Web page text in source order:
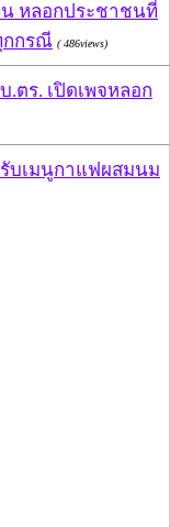
น หลอกประชาชนที่
กกรณี ( 486views)
ตร. เปิดเพจหลอก
บเมนูกาแฟผสมนม